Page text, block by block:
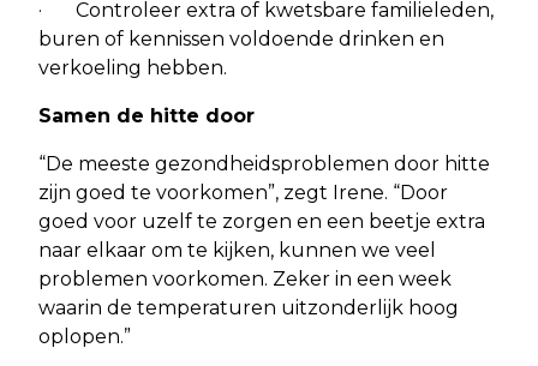
· Controleer extra of kwetsbare familieleden,
buren of kennissen voldoende drinken en
verkoeling hebben.
Samen de hitte door
“De meeste gezondheidsproblemen door hitte
zijn goed te voorkomen”, zegt Irene. “Door
goed voor uzelf te zorgen en een beetje extra
naar elkaar om te kijken, kunnen we veel
problemen voorkomen. Zeker in een week
waarin de temperaturen uitzonderlijk hoog
oplopen.”